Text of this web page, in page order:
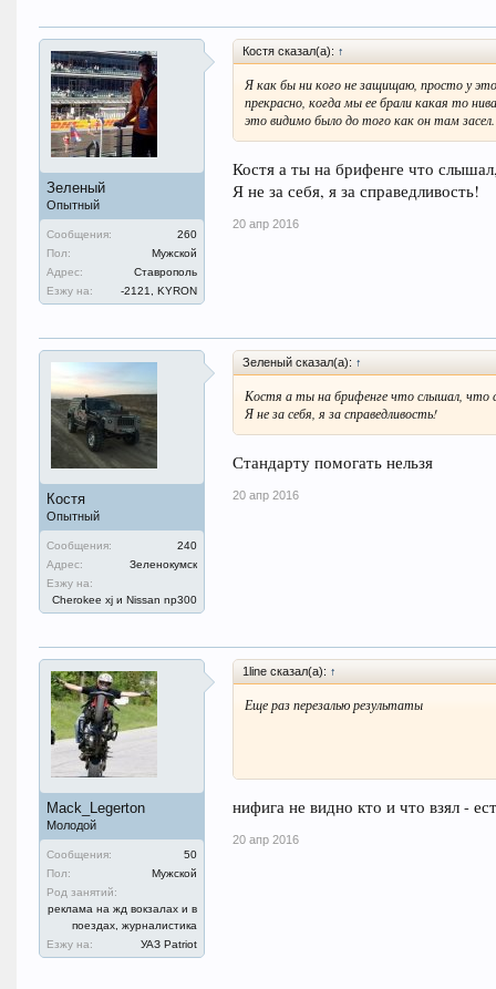
Зеленый
Опытный
Сообщения:
260
Пол:
Мужской
Адрес:
Ставрополь
Езжу на:
-2121, KYRON
Костя сказал(а): ↑
Я как бы ни кого не защищаю, просто у
прекрасно, когда мы ее брали какая то
это видимо было до того как он там засел.
Костя а ты на брифенге что
Я не за себя, я за справедливость!
20 апр 2016
Костя
Опытный
Сообщения:
240
Адрес:
Зеленокумск
Езжу на:
Cherokee xj и Nissan np300
Зеленый сказал(а): ↑
Костя а ты на брифенге что слышал, что
Я не за себя, я за справедливость!
Стандарту помогать нельзя
20 апр 2016
Mack_Legerton
Молодой
Сообщения:
50
Пол:
Мужской
Род занятий:
реклама на жд вокзалах и в
поездах, журналистика
Езжу на:
УАЗ Patriot
1line сказал(а): ↑
Еще раз перезалью результаты
нифига не видно кто и что взял -
20 апр 2016